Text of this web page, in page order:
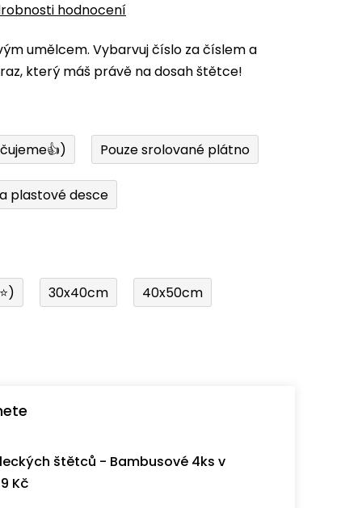
hodnocení
umělcem. Vybarvuj číslo za číslem a
který máš právě na dosah štětce!
Pouze srolované plátno
plastové desce
30x40cm 40x50cm
štětců - Bambusové 4ks v
Kč